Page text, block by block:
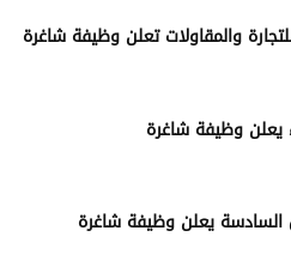
والمقاولات تعلن وظيفة شاغرة
وظيفة شاغرة
السادسة يعلن وظيفة شاغرة